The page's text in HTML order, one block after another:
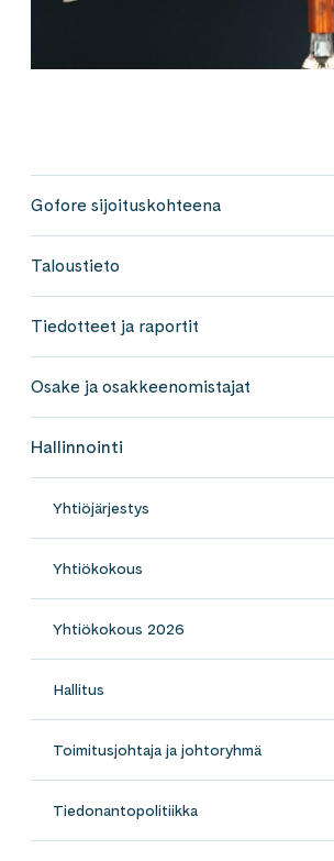
Gofore sijoituskohteena
Taloustieto
Tiedotteet ja raportit
Osake ja osakkeenomistajat
Hallinnointi
Yhtiöjärjestys
Yhtiökokous
Yhtiökokous 2026
Hallitus
Toimitusjohtaja ja johtoryhmä
Tiedonantopolitiikka